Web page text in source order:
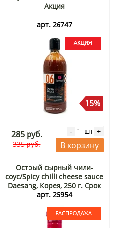
Акция
арт. 26747
15%
285 руб.
335 руб.
- шт +
В корзину
Острый сырный чили-
соус/Spicy chilli cheese sauce
Daesang, Корея, 250 г. Срок
до 12.09.2026. Распродажа
арт. 25954